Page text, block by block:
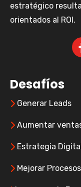
estratégico
orientados al ROI.
Desafíos
Generar Leads
Aumentar
Estrategia
Mejorar